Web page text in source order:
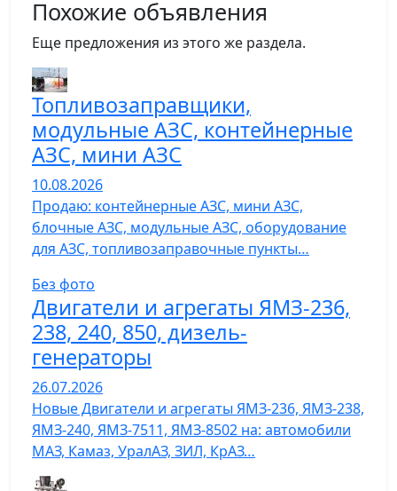
Похожие объявления
Еще предложения из этого же раздела.
Топливозаправщики,
модульные АЗС, контейнерные
АЗС, мини АЗС
10.08.2026
Продаю: контейнерные АЗС, мини АЗС,
блочные АЗС, модульные АЗС, оборудование
для АЗС, топливозаправочные пункты…
Без фото
Двигатели и агрегаты ЯМЗ-236,
238, 240, 850, дизель-
генераторы
26.07.2026
Новые Двигатели и агрегаты ЯМЗ-236, ЯМЗ-238,
ЯМЗ-240, ЯМЗ-7511, ЯМЗ-8502 на: автомобили
МАЗ, Камаз, УралАЗ, ЗИЛ, КрАЗ…